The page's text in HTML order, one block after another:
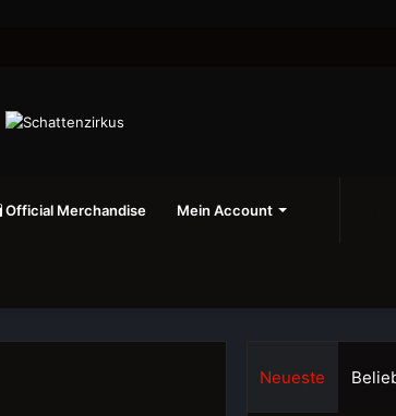
Official Merchandise Mein Account
Neueste